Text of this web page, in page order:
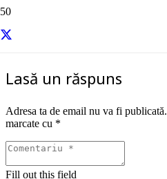
Lasă un răspuns
Adresa ta de email nu va fi publicată.
marcate cu *
Fill out this field